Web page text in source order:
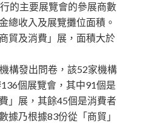
的主要展覽會的參展商數
總收入及展覽攤位面積。
貿及消費」展，面積大於
構發出問卷，該52家機構
個展覽會，其中91個是
」展，其餘45個是消費者
據乃根據83份從「商貿」